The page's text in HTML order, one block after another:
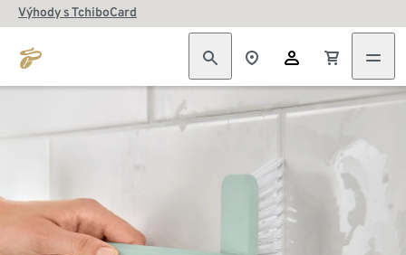
Výhody s TchiboCard